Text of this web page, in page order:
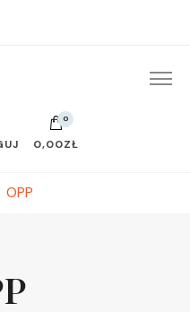
0
0,00ZŁ
OPP